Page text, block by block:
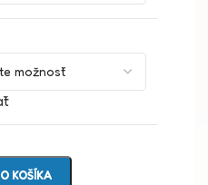
KOŠÍKA